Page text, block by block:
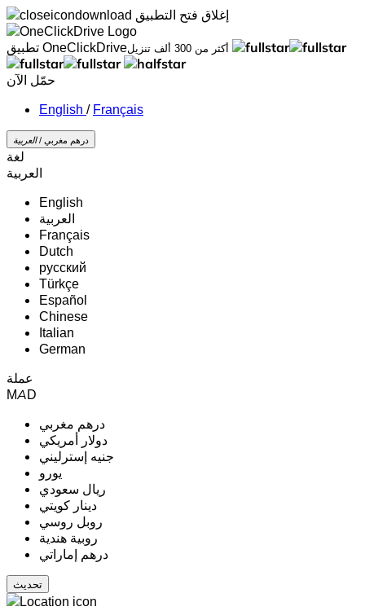
إغلاق فتح التطبيق
تطبيق OneClickDrive
أكثر من 300 ألف تنزيل
حمّل الآن
/ Français
درهم مغربي /‏العربية‏
لغة
‏العربية‏
English
‏العربية‏
Français
Dutch
русский
Türkçe
Español
Chinese
Italian
German
عملة
MAD
درهم مغربي
دولار أمريكي
جنيه إسترليني
يورو
ريال سعودي
دينار كويتي
روبل روسي
روبية هندية
درهم إماراتي